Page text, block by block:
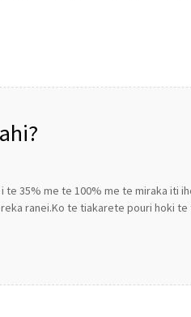
35% me te 100% me te miraka iti
ranei.Ko te tiakarete pouri hoki te